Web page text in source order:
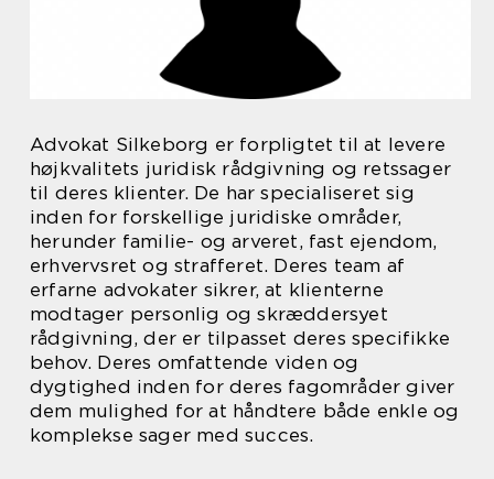
Advokat Silkeborg er forpligtet til at levere
højkvalitets juridisk rådgivning og retssager
til deres klienter. De har specialiseret sig
inden for forskellige juridiske områder,
herunder familie- og arveret, fast ejendom,
erhvervsret og strafferet. Deres team af
erfarne advokater sikrer, at klienterne
modtager personlig og skræddersyet
rådgivning, der er tilpasset deres specifikke
behov. Deres omfattende viden og
dygtighed inden for deres fagområder giver
dem mulighed for at håndtere både enkle og
komplekse sager med succes.